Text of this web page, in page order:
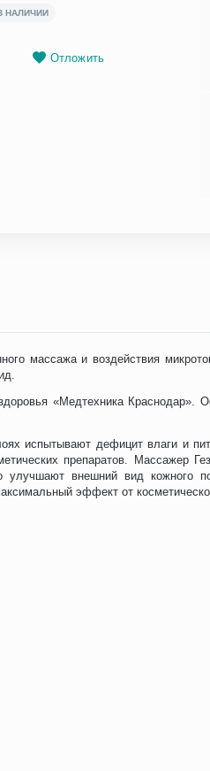
НАЛИЧИИ
Отложить
массажа и воздействия
«Медтехника
испытывают дефицит влаги и
препаратов. Массажер
улучшают внешний вид кожного
эффект от